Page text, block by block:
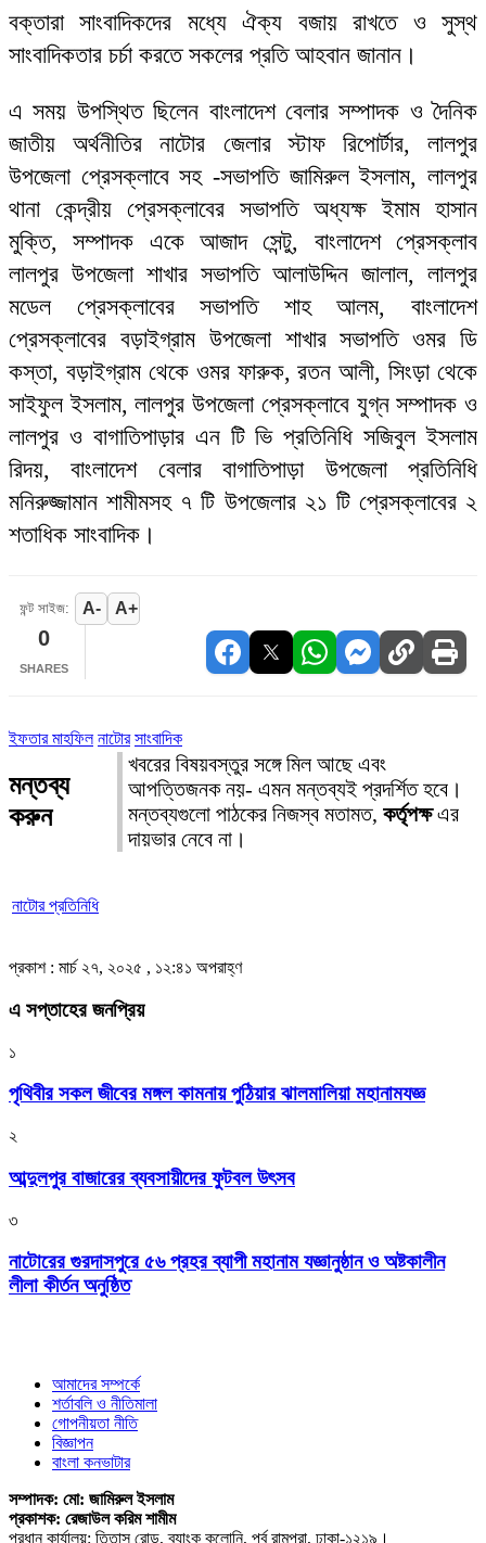
বক্তারা সাংবাদিকদের মধ্যে ঐক্য বজায় রাখতে ও সুস্থ
সাংবাদিকতার চর্চা করতে সকলের প্রতি আহবান জানান।
এ সময় উপস্থিত ছিলেন বাংলাদেশ বেলার সম্পাদক ও দৈনিক
জাতীয় অর্থনীতির নাটোর জেলার স্টাফ রিপোর্টার, লালপুর
উপজেলা প্রেসক্লাবে সহ -সভাপতি জামিরুল ইসলাম, লালপুর
থানা কেন্দ্রীয় প্রেসক্লাবের সভাপতি অধ্যক্ষ ইমাম হাসান
মুক্তি, সম্পাদক একে আজাদ সেন্টু, বাংলাদেশ প্রেসক্লাব
লালপুর উপজেলা শাখার সভাপতি আলাউদ্দিন জালাল, লালপুর
মডেল প্রেসক্লাবের সভাপতি শাহ আলম, বাংলাদেশ
প্রেসক্লাবের বড়াইগ্রাম উপজেলা শাখার সভাপতি ওমর ডি
কস্তা, বড়াইগ্রাম থেকে ওমর ফারুক, রতন আলী, সিংড়া থেকে
সাইফুল ইসলাম, লালপুর উপজেলা প্রেসক্লাবে যুগ্ন সম্পাদক ও
লালপুর ও বাগাতিপাড়ার এন টি ভি প্রতিনিধি সজিবুল ইসলাম
রিদয়, বাংলাদেশ বেলার বাগাতিপাড়া উপজেলা প্রতিনিধি
মনিরুজ্জামান শামীমসহ ৭ টি উপজেলার ২১ টি প্রেসক্লাবের ২
শতাধিক সাংবাদিক।
ফন্ট সাইজ: A- A+
0
SHARES
ইফতার মাহফিল নাটোর সাংবাদিক
মন্তব্য
করুন
খবরের বিষয়বস্তুর সঙ্গে মিল আছে এবং
আপত্তিজনক নয়- এমন মন্তব্যই প্রদর্শিত হবে।
মন্তব্যগুলো পাঠকের নিজস্ব মতামত, কর্তৃপক্ষএর
দায়ভার নেবে না।
নাটোর প্রতিনিধি
প্রকাশ : মার্চ ২৭, ২০২৫ , ১২:৪১ অপরাহ্ণ
এ সপ্তাহের জনপ্রিয়
১
পৃথিবীর সকল জীবের মঙ্গল কামনায় পুঠিয়ার ঝালমালিয়া মহানামযজ্ঞ
২
আব্দুলপুর বাজারের ব্যবসায়ীদের ফুটবল উৎসব
৩
নাটোরের গুরদাসপুরে ৫৬ প্রহর ব্যাপী মহানাম যজ্ঞানুষ্ঠান ও অষ্টকালীন
লীলা কীর্তন অনুষ্ঠিত
আমাদের সম্পর্কে
শর্তাবলি ও নীতিমালা
গোপনীয়তা নীতি
বিজ্ঞাপন
বাংলা কনভাটার
সম্পাদক: মো: জামিরুল ইসলাম
প্রকাশক: রেজাউল করিম শামীম
প্রধান কার্যালয়: তিতাস রোড, ব্যাংক কলোনি, পূর্ব রামপুরা, ঢাকা-১২১৯।